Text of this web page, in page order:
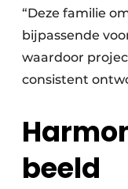
“Deze familie
bijpassende
waardoor
consistent
beeld